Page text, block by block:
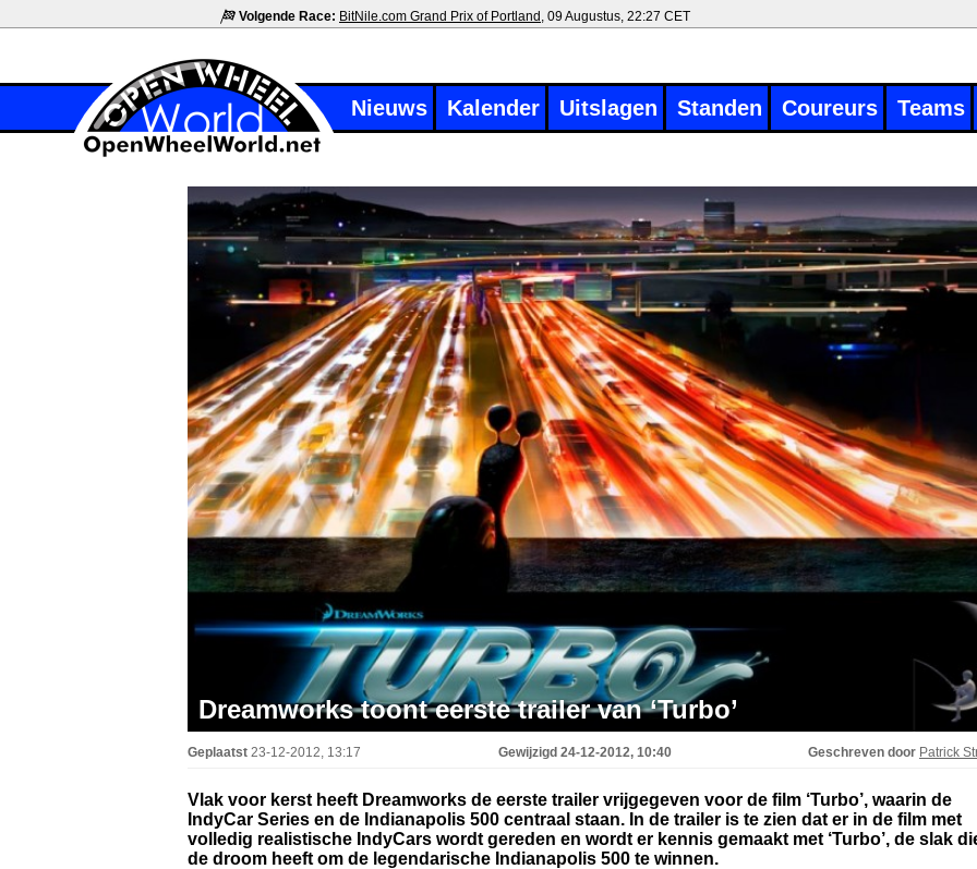
Volgende Race: BitNile.com Grand Prix of Portland , 09 Augustus, 22:27 CET
Nieuws Kalender Uitslagen Standen Coureurs Teams
Dreamworks toont eerste trailer van ‘Turbo’
Geplaatst 23-12-2012, 13:17 Gewijzigd 24-12-2012, 10:40 Geschreven door Patrick
Vlak voor kerst heeft Dreamworks de eerste trailer vrijgegeven voor de film ‘Turbo’, waarin de
IndyCar Series en de Indianapolis 500 centraal staan. In de trailer is te zien dat er in de film met
volledig realistische IndyCars wordt gereden en wordt er kennis gemaakt met ‘Turbo’, de slak
de droom heeft om de legendarische Indianapolis 500 te winnen.